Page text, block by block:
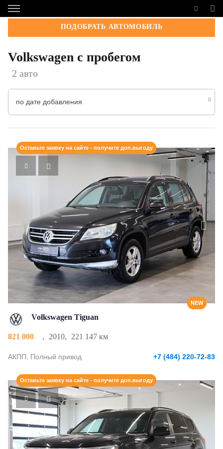
ПОДОБРАТЬ АВТОМОБИЛЬ
Volkswagen с пробегом
2 авто
по дате добавления
NEW
Оставьте заявку на сайте - получите доп.выгоду
Volkswagen Tiguan
821 000 , 2010, 221 147 км
АКПП, Полный привод +7 (484) 220-72-83
Оставьте заявку на сайте - получите доп.выгоду